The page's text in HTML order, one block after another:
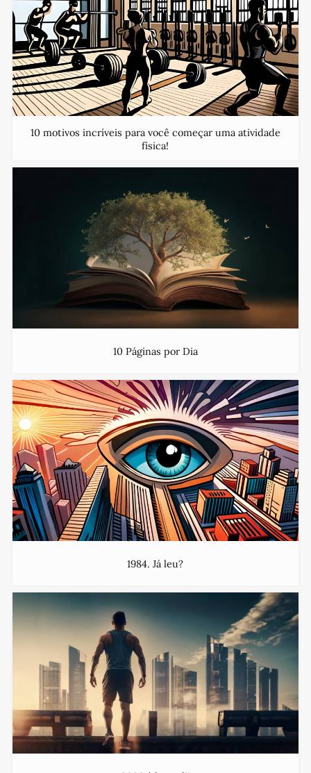
10 motivos incríveis para você começar uma atividade
física!
10 Páginas por Dia
1984. Já leu?